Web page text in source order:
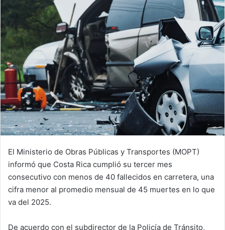
El Ministerio de Obras Públicas y Transportes (MOPT)
informó que Costa Rica cumplió su tercer mes
consecutivo con menos de 40 fallecidos en carretera, una
cifra menor al promedio mensual de 45 muertes en lo que
va del 2025.
De acuerdo con el subdirector de la Policía de Tránsito,